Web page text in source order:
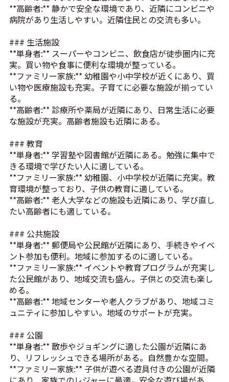
**高齢者:** 静かで安全な環境であり、近隣にコンビニや
病院があり生活しやすい。近隣住民との交流も多い。
### 生活施設
**単身者:** スーパーやコンビニ、飲食店が徒歩圏内に充
実。買い物や食事に便利な環境が整っている。
**ファミリー家族:** 幼稚園や小中学校が近くにあり、買
い物や医療施設も充実。子育てに必要な施設が揃ってい
る。
**高齢者:** 診療所や薬局が近隣にあり、日常生活に必要
な施設が充実。高齢者施設も近隣にある。
### 教育
**単身者:** 学習塾や図書館が近隣にある。勉強に集中で
きる環境で学びたい人に適している。
**ファミリー家族:** 幼稚園、小中学校が近隣に充実。教
育環境が整っており、子供の教育に適している。
**高齢者:** 老人大学などの施設も近隣にあり、学び直し
たい高齢者にも適している。
### 公共施設
**単身者:** 郵便局や公民館が近隣にあり、手続きやイベ
ント参加も便利。地域に参加するのに適している。
**ファミリー家族:** イベントや教育プログラムが充実し
た公民館があり、地域交流も盛ん。子供との交流も楽し
める。
**高齢者:** 地域センターや老人クラブがあり、地域コミ
ュニティに参加しやすい。地域のサポートが充実。
### 公園
**単身者:** 散歩やジョギングに適した公園が近隣にあ
り、リフレッシュできる場所がある。自然豊かな空間。
**ファミリー家族:** 子供が遊べる遊具付きの公園が近隣